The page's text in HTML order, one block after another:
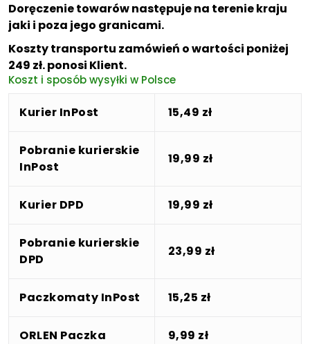
Doręczenie towarów następuje na terenie kraju
jaki i poza jego granicami.
Koszty transportu zamówień o wartości poniżej
249 zł. ponosi Klient.
Koszt i sposób wysyłki w Polsce
Kurier InPost 15,49 zł
Pobranie kurierskie
InPost
19,99 zł
Kurier DPD 19,99 zł
Pobranie kurierskie
DPD
23,99 zł
Paczkomaty InPost 15,25 zł
ORLEN Paczka 9,99 zł